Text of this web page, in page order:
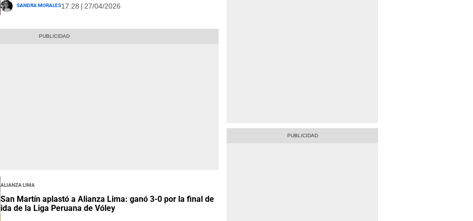
Sandra Morales17:28 | 27/04/2026
Alianza Lima
San Martín aplastó a Alianza Lima: ganó 3-0 por la final de
ida de la Liga Peruana de Vóley